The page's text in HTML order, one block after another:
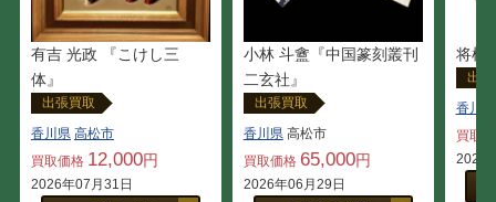
有吉 光政 『こけし三
体』
出張買取
香川県 高松市
買取価格 12,000円
2026年07月31日
小林 斗盦『中国篆刻叢刊
二玄社』
出張買取
香川県高松市
買取価格 65,000円
2026年06月29日
将棋
出
香川県
買取
2026